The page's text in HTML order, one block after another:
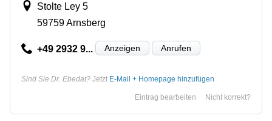
Stolte Ley 5
59759 Arnsberg
+49 2932 9... Anzeigen Anrufen
Sind Sie Dr. Ebedat? Jetzt E-Mail + Homepage hinzufügen
Nicht korrekt?
Eintrag bearbeiten